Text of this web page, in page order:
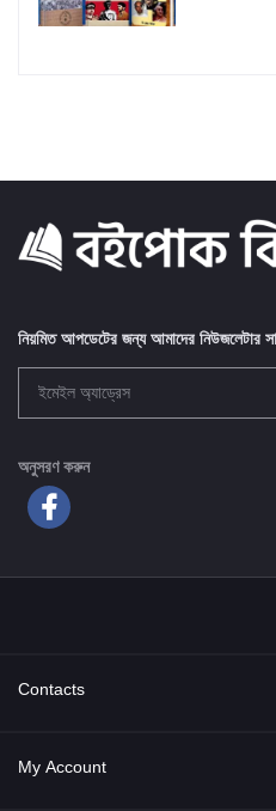
নিয়মিত আপডেটের জন্য আমাদের নিউজলেটার
অনুসরণ করুন
Contacts
Address
My Account